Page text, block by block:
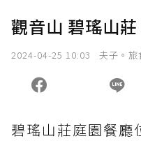
觀音山 碧瑤山
2024-04-25 10:03 夫子。旅
碧瑤山莊庭園餐廳